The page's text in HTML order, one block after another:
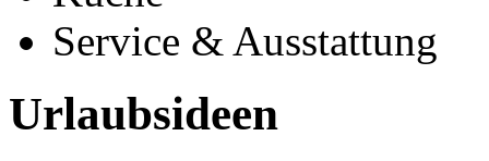
Service & Ausstattung
Urlaubsideen